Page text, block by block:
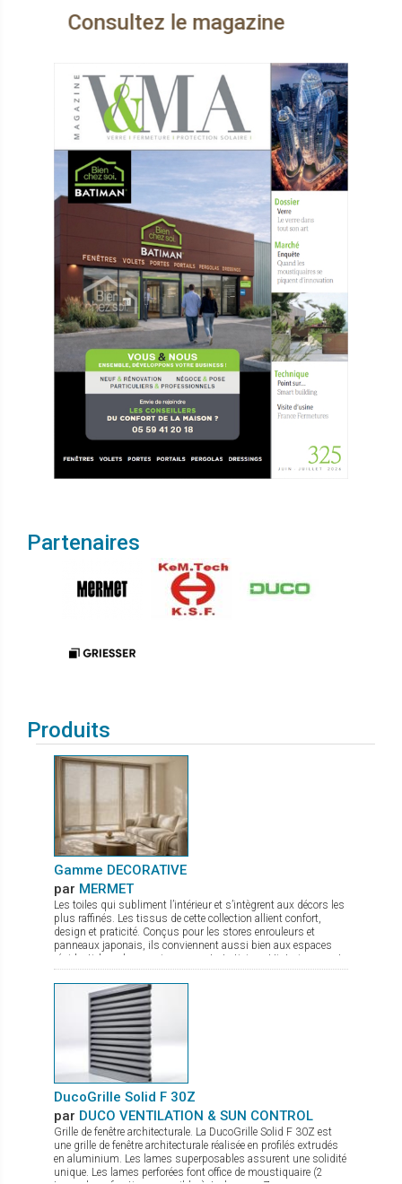
le magazine
Partenaires
Produits
Gamme DECORATIVE
par MERMET
Les toiles qui subliment l’intérieur et s’intègrent aux décors les
plus raffinés. Les tissus de cette collection allient confort,
design et praticité. Conçus pour les stores enrouleurs et
panneaux japonais, ils conviennent aussi bien aux espaces
résidentiels qu’aux environnements tertiaires. Historiquement
reconnue pour ses textiles techniques offrant contrôle
thermique, gestion de la lumière et intimité, Mermet enrichit
son offre avec la gamme Decorative, qui associe esthétique
soignée et performance. Panama Deco, Impressions, Abu
Dhabi, Oslo, Pentagrama et Riyadh offrent chacun un style
distinct, du naturel apaisant au jacquard affirmé. Cette gamme
propose ainsi bien plus que des solutions fonctionnelles : de
véritables inspirations pour sublimer les intérieurs.
DucoGrille Solid F 30Z
par DUCO VENTILATION & SUN CONTROL
Grille de fenêtre architecturale. La DucoGrille Solid F 30Z est
une grille de fenêtre architecturale réalisée en profilés extrudés
en aluminium. Les lames superposables assurent une solidité
unique. Les lames perforées font office de moustiquaire (2